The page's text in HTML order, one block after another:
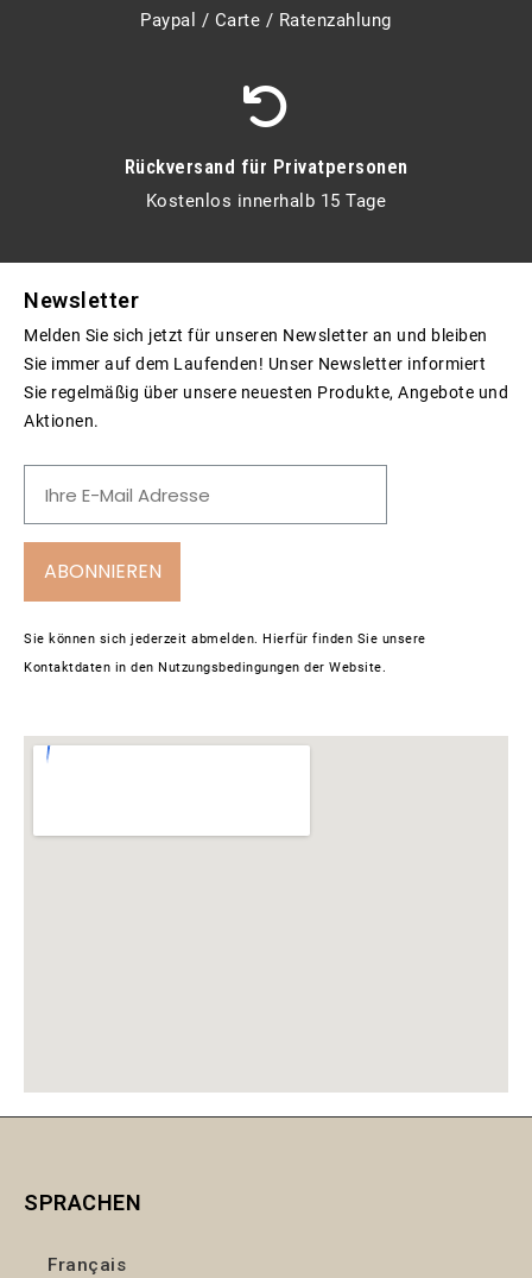
Paypal / Carte / Ratenzahlung
Rückversand für Privatpersonen
Kostenlos innerhalb 15 Tage
Newsletter
Melden Sie sich jetzt für unseren Newsletter an und bleiben
Sie immer auf dem Laufenden! Unser Newsletter informiert
Sie regelmäßig über unsere neuesten Produkte, Angebote und
Aktionen.
ABONNIEREN
Sie können sich jederzeit abmelden. Hierfür finden Sie unsere
Kontaktdaten in den Nutzungsbedingungen der Website.
SPRACHEN
Français